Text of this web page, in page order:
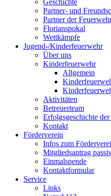
Geschichte
Partner- und
Partner der
Florianspokal
Wettkämpfe
Jugend-/Kinderfeuerwehr
Über uns
Kinderfeuerwehr
Allgemein
Aktivitäten
Betreuerteam
Erfolgsgeschichte der
Kontakt
Förderverein
Infos zum
Mitgliedsantrag
Einmalspende
Kontaktformular
Service
Links